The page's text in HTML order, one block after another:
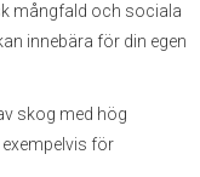
mångfald och sociala
innebära för din egen
skog med hög
för